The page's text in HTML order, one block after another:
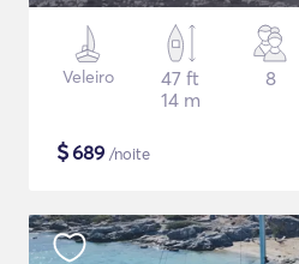
Veleiro
47 ft
14 m
8
$689 /noite